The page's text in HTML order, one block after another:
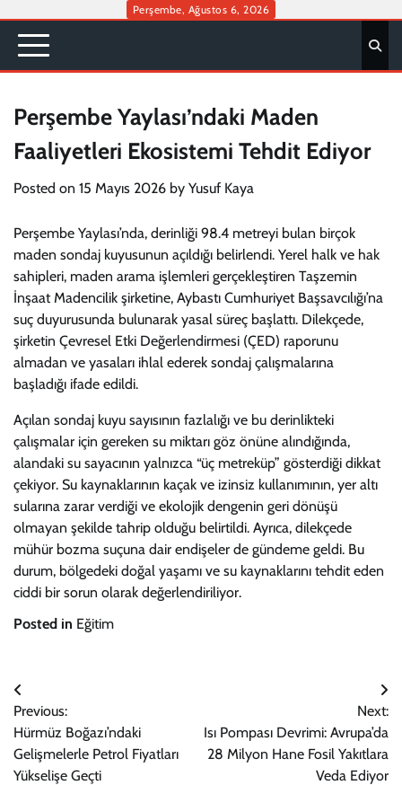
content
Perşembe, Ağustos 6, 2026
Perşembe Yaylası’ndaki Maden
Faaliyetleri Ekosistemi Tehdit Ediyor
Posted on 15 Mayıs 2026 by Yusuf Kaya
Perşembe Yaylası’nda, derinliği 98.4 metreyi bulan birçok
maden sondaj kuyusunun açıldığı belirlendi. Yerel halk ve hak
sahipleri, maden arama işlemleri gerçekleştiren Taşzemin
İnşaat Madencilik şirketine, Aybastı Cumhuriyet Başsavcılığı’na
suç duyurusunda bulunarak yasal süreç başlattı. Dilekçede,
şirketin Çevresel Etki Değerlendirmesi (ÇED) raporunu
almadan ve yasaları ihlal ederek sondaj çalışmalarına
başladığı ifade edildi.
Açılan sondaj kuyu sayısının fazlalığı ve bu derinlikteki
çalışmalar için gereken su miktarı göz önüne alındığında,
alandaki su sayacının yalnızca “üç metreküp” gösterdiği dikkat
çekiyor. Su kaynaklarının kaçak ve izinsiz kullanımının, yer altı
sularına zarar verdiği ve ekolojik dengenin geri dönüşü
olmayan şekilde tahrip olduğu belirtildi. Ayrıca, dilekçede
mühür bozma suçuna dair endişeler de gündeme geldi. Bu
durum, bölgedeki doğal yaşamı ve su kaynaklarını tehdit eden
ciddi bir sorun olarak değerlendiriliyor.
Posted in Eğitim
Yazı
gezinmesi
Previous:
Hürmüz Boğazı’ndaki
Gelişmelerle Petrol Fiyatları
Yükselişe Geçti
Next:
Isı Pompası Devrimi: Avrupa’da
28 Milyon Hane Fosil Yakıtlara
Veda Ediyor